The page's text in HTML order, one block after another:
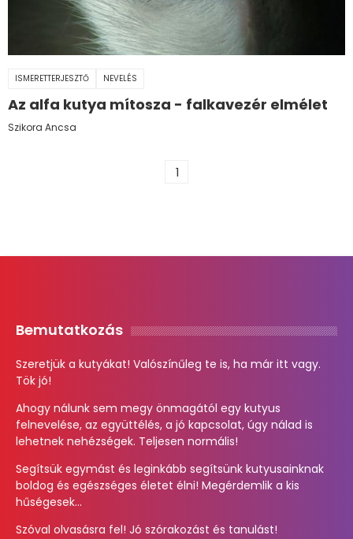
ISMERETTERJESZTŐ NEVELÉS
Az alfa kutya mítosza - falkavezér elmélet
Szikora Ancsa
1
Bemutatkozás
Szeretjük a kutyákat! Valószínűleg te is, ha már itt vagy.
Tök jó!
Ahogy nálunk sem megy önmagától egy kutyus
felnevelése, az együttélés, a jó kapcsolat, úgy nálad is
lehetnek nehézségek. Teljesen normális!
Segítsük egymást és leginkább segítsünk kutyusainknak
boldog és egészséges életet élni! Megérdemlik a kis
hűségesek...
Szóval olvasásra fel! Jó szórakozást és tanulást!